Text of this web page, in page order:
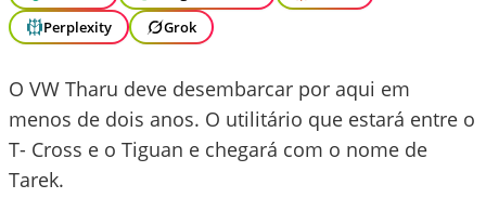
Perplexity
Grok
O VW Tharu deve desembarcar por aqui em
menos de dois anos. O utilitário que estará entre o
T- Cross e o Tiguan e chegará com o nome de
Tarek.